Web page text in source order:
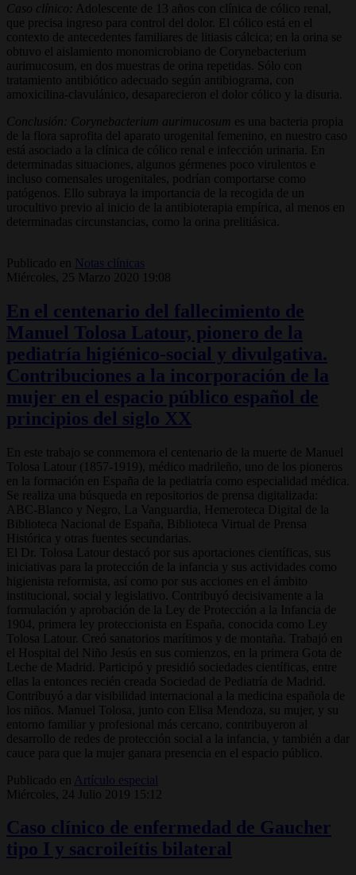
Caso clínico:
Adolescente de 13 años con clínica de cólico renal,
que precisa ingreso para control del dolor. El cólico está en el
contexto de antecedentes familiares de litiasis cálcica; en la orina se
obtuvo el aislamiento monomicrobiano de Corynebacterium
aurimucosum, en dos muestras de orina repetidas. Sólo con
tratamiento antibiótico adecuado según antibiograma, con
amoxicilina-clavulánico, desaparecieron el dolor cólico y la disuria.
Conclusión:
Corynebacterium aurimucosum es una bacteria propia
de la flora saprofita del aparato urogenital femenino, en nuestro caso
está asociado a la clínica de cólico renal e infección urinaria. En
determinadas situaciones, algunos gérmenes poco virulentos e
incluso comensales urogenitales, podrían comportarse como
patógenos. Ello subraya la importancia de la recogida de un
urocultivo previo al inicio de la antibioterapia empírica, al menos en
determinadas circunstancias, como la orina prelitiásica.
Publicado en
Notas clínicas
Miércoles, 25 Marzo 2020 19:08
En el centenario del fallecimiento de
Manuel Tolosa Latour, pionero de la
pediatría higiénico-social y divulgativa.
Contribuciones a la incorporación de la
mujer en el espacio público español de
principios del siglo XX
En este trabajo se conmemora el centenario de la muerte de Manuel
Tolosa Latour (1857-1919), médico madrileño, uno de los pioneros
en la formación en España de la pediatría como especialidad médica.
Se realiza una búsqueda en repositorios de prensa digitalizada:
ABC-Blanco y Negro, La Vanguardia, Hemeroteca Digital de la
Biblioteca Nacional de España, Biblioteca Virtual de Prensa
Histórica y otras fuentes secundarias.
El Dr. Tolosa Latour destacó por sus aportaciones científicas, sus
iniciativas para la protección de la infancia y sus actividades como
higienista reformista, así como por sus acciones en el ámbito
institucional, social y legislativo. Contribuyó decisivamente a la
formulación y aprobación de la Ley de Protección a la Infancia de
1904, primera ley proteccionista en España, conocida como Ley
Tolosa Latour. Creó sanatorios marítimos y de montaña. Trabajó en
el Hospital del Niño Jesús en sus comienzos, en la primera Gota de
Leche de Madrid. Participó y presidió sociedades científicas, entre
ellas la entonces recién creada Sociedad de Pediatría de Madrid.
Contribuyó a dar visibilidad internacional a la medicina española de
los niños. Manuel Tolosa, junto con Elisa Mendoza, su mujer, y su
entorno familiar y profesional más cercano, contribuyeron al
desarrollo de redes de protección social a la infancia, y también a dar
cauce para que la mujer ganara presencia en el espacio público.
Publicado en
Artículo especial
Miércoles, 24 Julio 2019 15:12
Caso clínico de enfermedad de Gaucher
tipo I y sacroileítis bilateral